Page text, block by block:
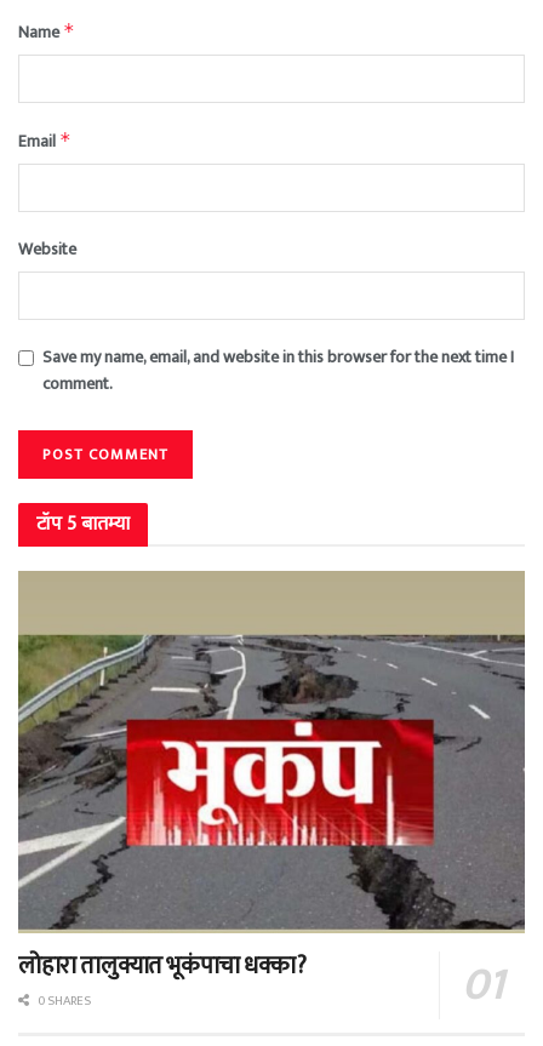
Name*
Email *
Website
Save my name, email, and website in this browser for the next time I
comment.
टॉप 5 बातम्या
लोहारा तालुक्यात भूकंपाचा धक्का?
0 SHARES